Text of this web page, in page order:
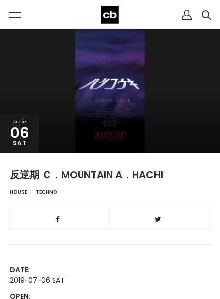
2019.07
06
SAT
反逆期 Ｃ．MOUNTAIN A．HACHI
HOUSE TECHNO
DATE:
2019-07-06 SAT
OPEN: